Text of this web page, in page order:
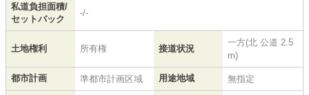
私道負担面積/
セットバック
-/-
土地権利 所有権 接道状況
一方(北 公道 2.5
m)
都市計画 準都市計画区域 用途地域 無指定